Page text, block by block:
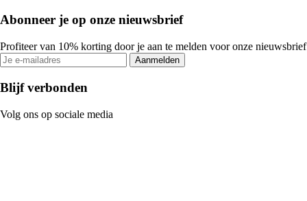
Abonneer je op onze nieuwsbrief
Profiteer van 10% korting door je aan te melden voor onze nieuwsbrief
Aanmelden
Blijf verbonden
Volg ons op sociale media